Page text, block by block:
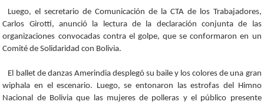
Luego, el secretario de Comunicación de la CTA de los Trabajadores,
Carlos Girotti, anunció la lectura de la declaración conjunta de las
organizaciones convocadas contra el golpe, que se conformaron en un
Comité de Solidaridad con Bolivia.
El ballet de danzas Amerindia desplegó su baile y los colores de una gran
wiphala en el escenario. Luego, se entonaron las estrofas del Himno
Nacional de Bolivia que las mujeres de polleras y el público presente